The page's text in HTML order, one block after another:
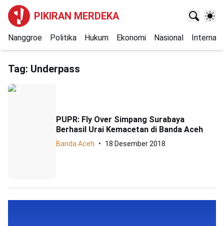
PIKIRAN MERDEKA
Nanggroe Politika Hukum Ekonomi Nasional
Tag: Underpass
PUPR: Fly Over Simpang Surabaya
Berhasil Urai Kemacetan di Banda Aceh
Banda Aceh 18 Desember 2018